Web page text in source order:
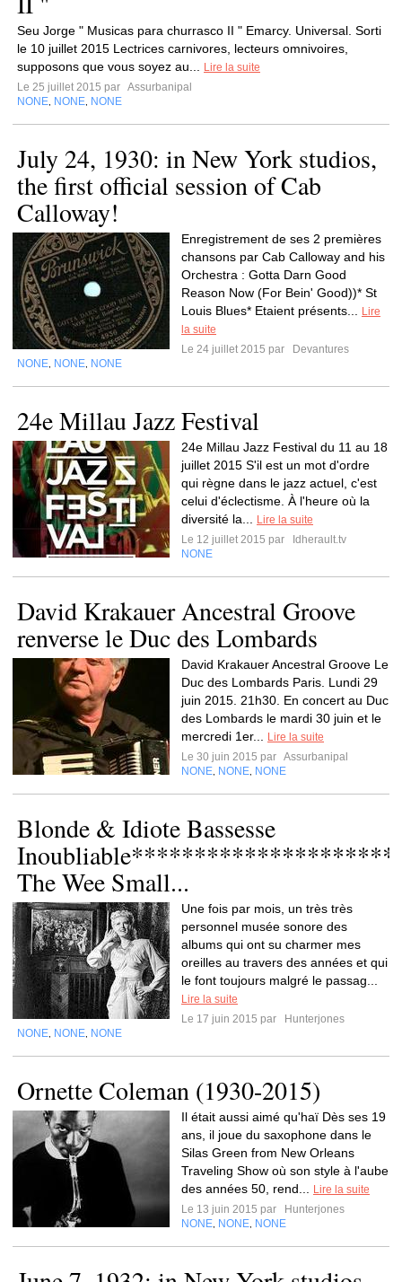
Seu Jorge " Musicas para churrasco II " Emarcy. Universal. Sorti
le 10 juillet 2015 Lectrices carnivores, lecteurs omnivoires,
supposons que vous soyez au...
Lire la suite
Le 25 juillet 2015 par Assurbanipal
NONE NONE NONE
July 24, 1930: in New York studios,
the first official session of Cab
Calloway!
Enregistrement de ses 2 premières
chansons par Cab Calloway and his
Orchestra : Gotta Darn Good
Reason Now (For Bein' Good))* St
Louis Blues* Etaient présents...
Lire
la suite
Le 24 juillet 2015 par
Devantures
NONE NONE NONE
24e Millau Jazz Festival
24e Millau Jazz Festival du 11 au 18
juillet 2015 S'il est un mot d'ordre
qui règne dans le jazz actuel, c'est
celui d'éclectisme. À l'heure où la
diversité la...
Lire la suite
Le 12 juillet 2015 par
Idherault.tv
NONE
David Krakauer Ancestral Groove
renverse le Duc des Lombards
David Krakauer Ancestral Groove Le
Duc des Lombards Paris. Lundi 29
juin 2015. 21h30. En concert au Duc
des Lombards le mardi 30 juin et le
mercredi 1er...
Lire la suite
Le 30 juin 2015 par Assurbanipal
NONE NONE NONE
Blonde & Idiote Bassesse
The Wee Small...
Une fois par mois, un très très
personnel musée sonore des
albums qui ont su charmer mes
oreilles au travers des années et qui
le font toujours malgré le passag...
Lire la suite
Le 17 juin 2015 par
Hunterjones
NONE NONE NONE
Ornette Coleman (1930-2015)
Il était aussi aimé qu'haï Dès ses 19
ans, il joue du saxophone dans le
Silas Green from New Orleans
Traveling Show où son style à l'aube
des années 50, rend...
Lire la suite
Le 13 juin 2015 par
Hunterjones
NONE NONE NONE